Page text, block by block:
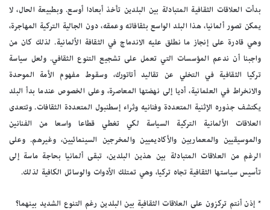
بدأت العلاقات الثقافية المتبادلة بين البلدين تأخذ أبعادا أوسع. وبطبيعة الحال، لا
يمكن تصور ألمانيا، هذا البلد الواسع بثقافاته وعمقه، دون الجالية التركية المهاجرة،
وهي قادرة على إنجاز ما نطلق عليه الاندماج في الثقافة الألمانية. لذلك كان من
واجبنا أن ندعم المؤسسات التي تعمل على تشجيع التنوع الثقافي. ولعل سياسة
تركيا الثقافية في التخلي عن تقاليد أتاتورك، وسقوط مفهوم الأمة الموحدة
والانخراط في العلمانية، أديا إلى نهضتها المعاصرة، وعلى الخصوص عندما بدأ البلد
يكتشف جذوره الإثنية المتعددة وفنانيه وثراء إسطنبول المتعددة الثقافات. وتتعدى
العلاقات الألمانية التركية السياسة لكي تغطي قطاعا واسعا من الفنانين
والموسيقيين والمعماريين والأكاديميين والمخرجين السينمائيين، وغيرهم. وعلى
الرغم من العلاقات المتبادلة بين هذين البلدين، تبقى ألمانيا بحاجة ماسة إلى
تأسيس سياستها الثقافية تجاه تركيا، وهي تمتلك الأدوات والوسائل الكافية لذلك.
* إذن أنتم تركزون على العلاقات الثقافية بين البلدين رغم التنوع الشديد بينهما؟